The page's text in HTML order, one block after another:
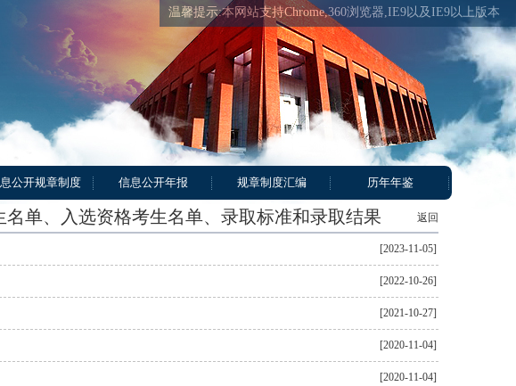
公开规章制度 信息公开年报 规章制度汇编 历年年鉴
单、入选资格考生名单、录取标准和录取结果 返回
[2023-11-05]
[2022-10-26]
[2021-10-27]
[2020-11-04]
[2020-11-04]
温馨提示:本网站支持Chrome,360浏览器,IE9以及IE9以上版本